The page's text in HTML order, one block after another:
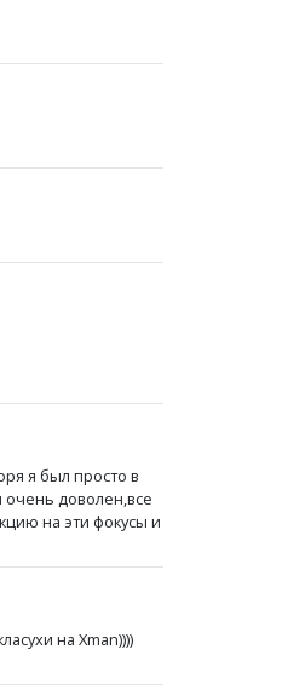
я был просто в
очень доволен,все
на эти фокусы и
на Xman))))